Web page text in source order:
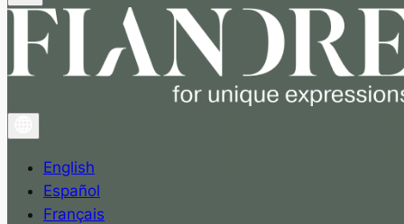
English
Español
Français